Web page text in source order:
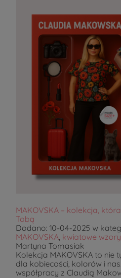
MAKOVSKA – kolekcja,
Tobą
Dodano: 10-04-2025 w
MAKOVSKA kwiatowe wzory
Martyna Tomasiak
Kolekcja MAKOVSKA to nie
dla kobiecości, kolorów i
współpracy z Claudią